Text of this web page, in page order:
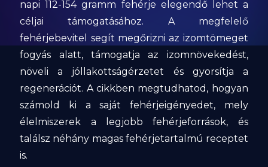
napi 112-154 gramm fehérje elegendő lehet a
céljai támogatásához. A megfelelő
fehérjebevitel segít megőrizni az izomtömeget
fogyás alatt, támogatja az izomnövekedést,
növeli a jóllakottságérzetet és gyorsítja a
regenerációt. A cikkben megtudhatod, hogyan
számold ki a saját fehérjeigényedet, mely
élelmiszerek a legjobb fehérjeforrások, és
találsz néhány magas fehérjetartalmú receptet
is.